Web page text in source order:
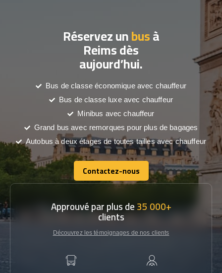
Réservez unbusà
Reims dès
aujourd’hui.
Bus de classe économique avec chauffeur
Bus de classe luxe avec chauffeur
Minibus avec chauffeur
Grand bus avec remorques pour plus de bagages
Autobus à deux étages de toutes tailles avec chauffeur
Contactez-nous
Contactez-nous
Approuvé par plus de35 000+
clients
Découvrez les témoignages de nos clients